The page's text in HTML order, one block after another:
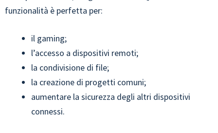
funzionalità è perfetta per:
il gaming;
l’accesso a dispositivi remoti;
la condivisione di file;
la creazione di progetti comuni;
aumentare la sicurezza degli altri dispositivi
connessi.